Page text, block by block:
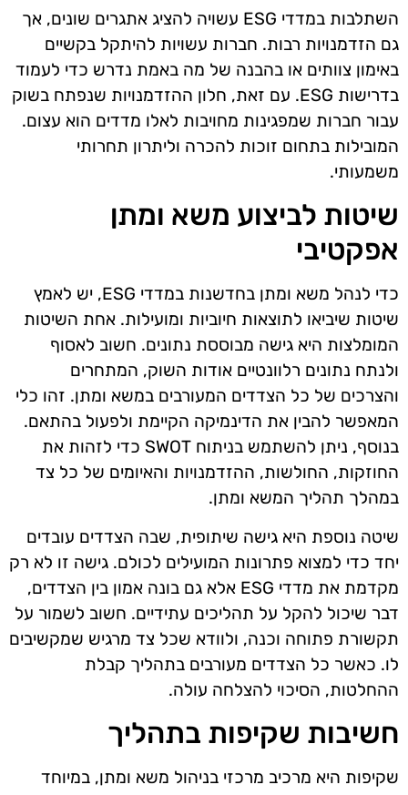
השתלבות במדדי ESG עשויה להציג אתגרים שונים, אך
גם הזדמנויות רבות. חברות עשויות להיתקל בקשיים
באימון צוותים או בהבנה של מה באמת נדרש כדי לעמוד
בדרישות ESG. עם זאת, חלון ההזדמנויות שנפתח בשוק
עבור חברות שמפגינות מחויבות לאלו מדדים הוא עצום.
המובילות בתחום זוכות להכרה וליתרון תחרותי
משמעותי.
שיטות לביצוע משא ומתן
אפקטיבי
כדי לנהל משא ומתן בחדשנות במדדי ESG, יש לאמץ
שיטות שיביאו לתוצאות חיוביות ומועילות. אחת השיטות
המומלצות היא גישה מבוססת נתונים. חשוב לאסוף
ולנתח נתונים רלוונטיים אודות השוק, המתחרים
והצרכים של כל הצדדים המעורבים במשא ומתן. זהו כלי
המאפשר להבין את הדינמיקה הקיימת ולפעול בהתאם.
בנוסף, ניתן להשתמש בניתוח SWOT כדי לזהות את
החוזקות, החולשות, ההזדמנויות והאיומים של כל צד
במהלך תהליך המשא ומתן.
שיטה נוספת היא גישה שיתופית, שבה הצדדים עובדים
יחד כדי למצוא פתרונות המועילים לכולם. גישה זו לא רק
מקדמת את מדדי ESG אלא גם בונה אמון בין הצדדים,
דבר שיכול להקל על תהליכים עתידיים. חשוב לשמור על
תקשורת פתוחה וכנה, ולוודא שכל צד מרגיש שמקשיבים
לו. כאשר כל הצדדים מעורבים בתהליך קבלת
ההחלטות, הסיכוי להצלחה עולה.
חשיבות שקיפות בתהליך
שקיפות היא מרכיב מרכזי בניהול משא ומתן, במיוחד